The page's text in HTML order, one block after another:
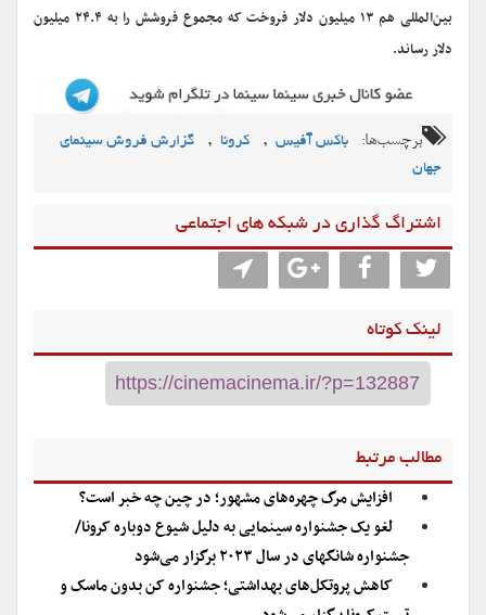
بین‌المللی هم ۱۳ میلیون دلار فروخت که مجموع فروشش را به ۲۴.۴ میلیون
دلار رساند.
برچسب‌ها: باکس آفیس , کرونا ,
گزارش فروش سینمای
جهان
اشتراگ گذاری در شبکه های اجتماعی
لینک کوتاه
مطالب مرتبط
افزایش مرگ چهره‌های مشهور؛ در چین چه خبر است؟
لغو یک جشنواره سینمایی به دلیل شیوع دوباره کرونا/
جشنواره شانگهای در سال ۲۰۲۳ برگزار می‌شود
کاهش پروتکل‌های بهداشتی؛ جشنواره کن بدون ماسک و